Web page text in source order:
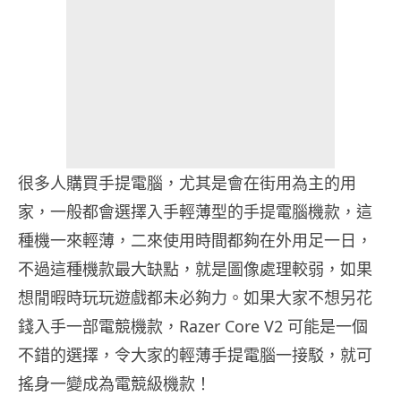
很多人購買手提電腦，尤其是會在街用為主的用
家，一般都會選擇入手輕薄型的手提電腦機款，這
種機一來輕薄，二來使用時間都夠在外用足一日，
不過這種機款最大缺點，就是圖像處理較弱，如果
想閒暇時玩玩遊戲都未必夠力。如果大家不想另花
錢入手一部電競機款，Razer Core V2 可能是一個
不錯的選擇，令大家的輕薄手提電腦一接駁，就可
搖身一變成為電競級機款！